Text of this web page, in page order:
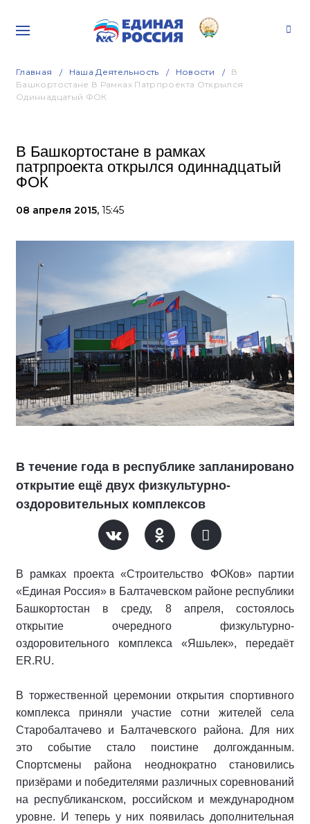
Главная Наша Деятельность Новости
В
Башкортостане В Рамках Патрпроекта Открылся
Одиннадцатый ФОК
В Башкортостане в рамках
патрпроекта открылся одиннадцатый
ФОК
08 апреля 2015, 15:45
В течение года в республике запланировано
открытие ещё двух физкультурно-
оздоровительных комплексов
В рамках проекта «Строительство ФОКов» партии
«Единая Россия» в Балтачевском районе республики
Башкортостан в среду, 8 апреля, состоялось
открытие очередного физкультурно-
оздоровительного комплекса «Яшьлек», передаёт
ER.RU.
В торжественной церемонии открытия спортивного
комплекса приняли участие сотни жителей села
Старобалтачево и Балтачевского района. Для них
это событие стало поистине долгожданным.
Спортсмены района неоднократно становились
призёрами и победителями различных соревнований
на республиканском, российском и международном
уровне. И теперь у них появилась дополнительная